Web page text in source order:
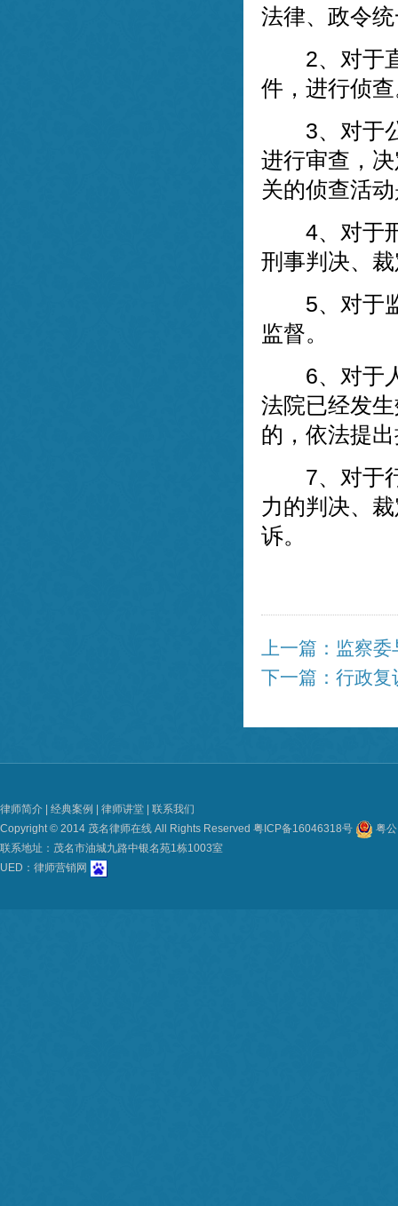
法律、政令
2、对于直
件，进行侦
3、对于公
进行审查，
关的侦查活
4、对于刑
刑事判决、
5、对于监
监督。
6、对于人
法院已经发
的，依法提
7、对于行
力的判决、
诉。
上一篇：监察
下一篇：行政复
律师简介 经典案例 律师讲堂
联系我们
Copyright © 2014 茂名律师在线 All Rights Reserved 粤ICP备16046318号
粤
联系地址：茂名市油城九路中银名苑1栋1003室
UED： 律师营销网